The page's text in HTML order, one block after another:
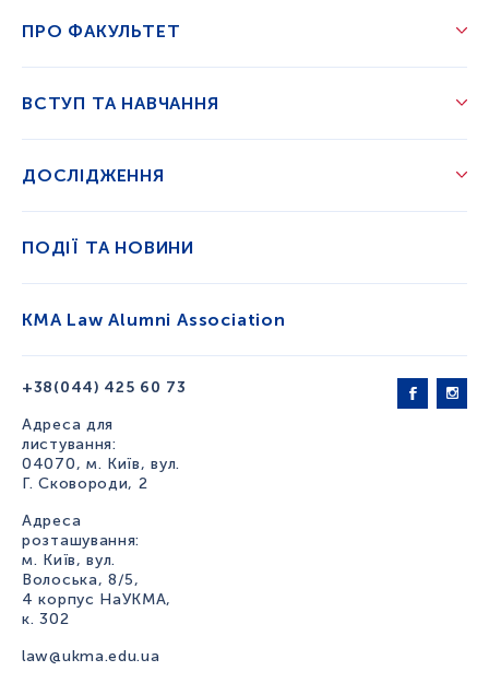
+38(044) 425 60 73
Адреса для
листування:
04070, м. Київ, вул.
Г. Сковороди, 2
Адреса
розташування:
м. Київ, вул.
Волоська, 8/5,
4 корпус НаУКМА,
к. 302
law@ukma.edu.ua
ПРО ФАКУЛЬТЕТ
ВСТУП ТА НАВЧАННЯ
ДОСЛІДЖЕННЯ
ПОДІЇ ТА НОВИНИ
KMA Law Alumni Association